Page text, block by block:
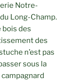
Notre-
Long-Champ.
bois des
des
n’est pas
sous la